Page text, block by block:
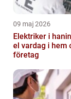
09 maj 2026
Elektriker i haninge
el vardag i hem
företag